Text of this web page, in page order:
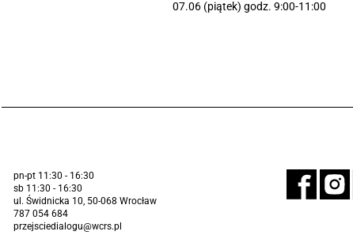
07.06 (piątek) godz. 9:00-11:00
pn-pt 11:30 - 16:30
sb 11:30 - 16:30
ul. Świdnicka 10, 50-068 Wrocław
787 054 684
przejsciedialogu@wcrs.pl